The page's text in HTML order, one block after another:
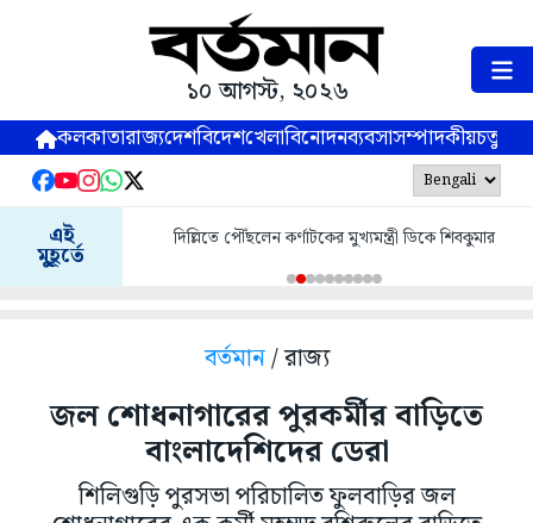
১০ আগস্ট, ২০২৬
কলকাতারাজ্যদেশবিদেশখেলাবিনোদনব্যবসাসম্পাদকীয়
এই
মুহূর্তে
দিল্লিতে পৌঁছলেন কর্ণাটকের মুখ্যমন্ত্রী ডিকে শিবকুমার
বর্তমান/ রাজ্য
জল শোধনাগারের পুরকর্মীর বাড়িতে
বাংলাদেশিদের ডেরা
শিলিগুড়ি পুরসভা পরিচালিত ফুলবাড়ির জল